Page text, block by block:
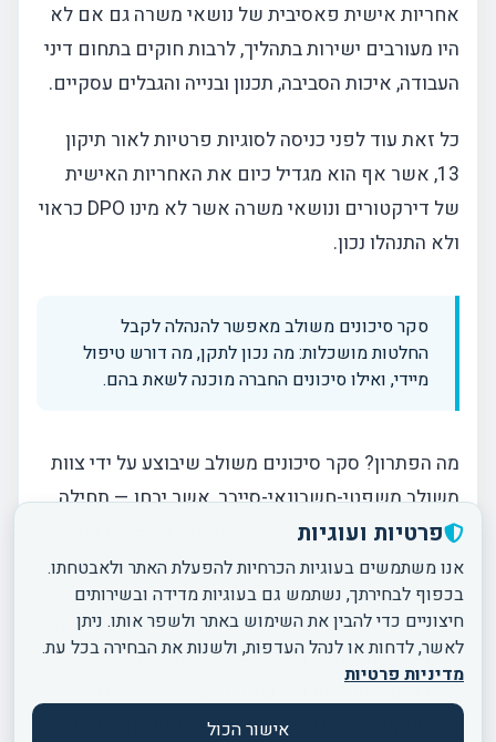
אחריות אישית פאסיבית של נושאי משרה גם אם לא
היו מעורבים ישירות בתהליך, לרבות חוקים בתחום דיני
העבודה, איכות הסביבה, תכנון ובנייה והגבלים עסקיים.
כל זאת עוד לפני כניסה לסוגיות פרטיות לאור תיקון
13, אשר אף הוא מגדיל כיום את האחריות האישית
של דירקטורים ונושאי משרה אשר לא מינו DPO כראוי
ולא התנהלו נכון.
סקר סיכונים משולב מאפשר להנהלה לקבל
החלטות מושכלות: מה נכון לתקן, מה דורש טיפול
מיידי, ואילו סיכונים החברה מוכנה לשאת בהם.
מה הפתרון? סקר סיכונים משולב שיבוצע על ידי צוות
משולב משפטי-חשבונאי-סייבר, אשר יבחן — תחילה
באופן כללי ובמידת הצורך באופן פרטני — את החברה
בצורה הוליסטית ויצביע על ליקויים שכדאי לתקן.
בדיקה כזו מאפשרת לחברה לקבל החלטות מושכלות:
מה היא רוצה לתקן, מה היא חייבת לתקן, ומהם
הסיכונים שהיא מוכנה לשאת בהם. חשוב לא רק
שהבדיקה תתבצע על ידי גורם חיצוני בעל מומחיות,
פרטיות ועוגיות
אנו משתמשים בעוגיות הכרחיות להפעלת האתר ולאבטחתו.
בכפוף לבחירתך, נשתמש גם בעוגיות מדידה ובשירותים
חיצוניים כדי להבין את השימוש באתר ולשפר אותו. ניתן
לאשר, לדחות או לנהל העדפות, ולשנות את הבחירה בכל עת.
מדיניות פרטיות
אישור הכול